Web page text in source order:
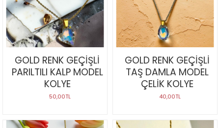
GOLD RENK GEÇİŞLİ
PARILTILI KALP MODEL
KOLYE
50,00TL
GOLD RENK GEÇİŞLİ
TAŞ DAMLA MODEL
ÇELİK KOLYE
40,00TL